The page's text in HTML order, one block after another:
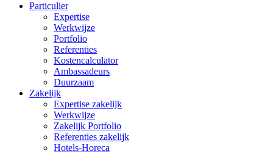
Particulier
Expertise
Werkwijze
Portfolio
Referenties
Kostencalculator
Ambassadeurs
Duurzaam
Zakelijk
Expertise zakelijk
Werkwijze
Zakelijk Portfolio
Referenties zakelijk
Hotels-Horeca